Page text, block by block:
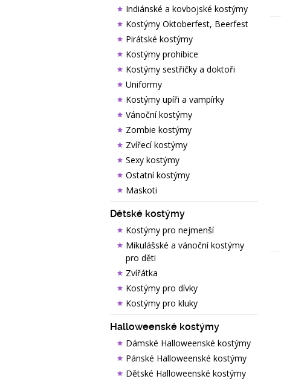
Indiánské a kovbojské kostýmy
Kostýmy Oktoberfest, Beerfest
Pirátské kostýmy
Kostýmy prohibice
Kostýmy sestřičky a doktoři
Uniformy
Kostýmy upíři a vampírky
Vánoční kostýmy
Zombie kostýmy
Zvířecí kostýmy
Sexy kostýmy
Ostatní kostýmy
Maskoti
Dětské kostýmy
Kostýmy pro nejmenší
Mikulášské a vánoční kostýmy
pro děti
Zvířátka
Kostýmy pro dívky
Kostýmy pro kluky
Halloweenské kostýmy
Dámské Halloweenské kostýmy
Pánské Halloweenské kostýmy
Dětské Halloweenské kostýmy